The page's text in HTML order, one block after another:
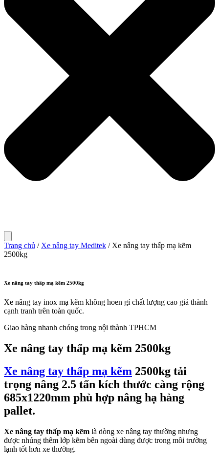
Trang chủ / Xe nâng tay Meditek / Xe nâng tay thấp mạ kẽm
2500kg
Xe nâng tay thấp mạ kẽm 2500kg
Xe nâng tay inox mạ kẽm không hoen gỉ chất lượng cao giá thành
cạnh tranh trên toàn quốc.
Giao hàng nhanh chóng trong nội thành TPHCM
Xe nâng tay thấp mạ kẽm 2500kg
Xe nâng tay thấp mạ kẽm 2500kg tải
trọng nâng 2.5 tấn kích thước càng rộng
685x1220mm phù hợp nâng hạ hàng
pallet.
Xe nâng tay thấp mạ kẽm là dòng xe nâng tay thường nhưng
được nhúng thêm lớp kẽm bên ngoài dùng được trong môi trường
lạnh tốt hơn xe thường.